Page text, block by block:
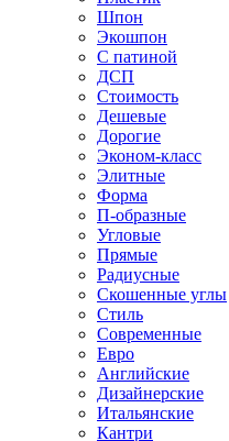
Шпон
Экошпон
С патиной
ДСП
Стоимость
Дешевые
Дорогие
Эконом-класс
Элитные
Форма
П-образные
Угловые
Прямые
Радиусные
Скошенные углы
Стиль
Современные
Евро
Английские
Дизайнерские
Итальянские
Кантри